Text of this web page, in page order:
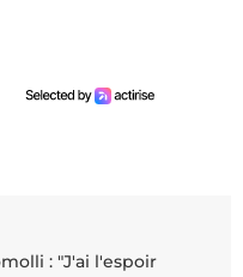
: "J'ai l'espoir